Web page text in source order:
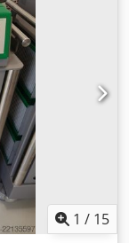
FORNO DE
PIROLÍTICA.
COM UMA
DE NEGRO DE
SOB
Dkjdjzmlqlopfx
1 / 15